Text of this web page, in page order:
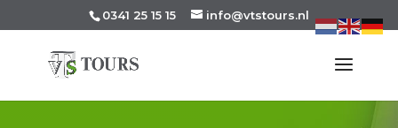
0341 25 15 15 info@vtstours.nl